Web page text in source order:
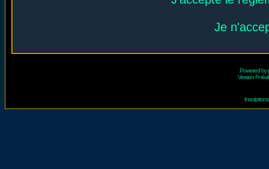
Je
Powered by
Version Fr